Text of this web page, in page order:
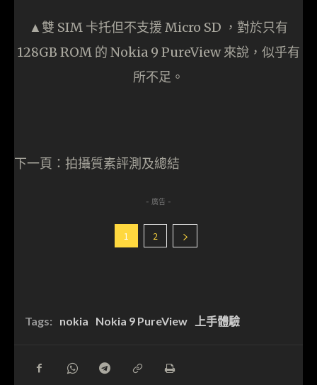
▲雙 SIM 卡托但不支援 Micro SD ，對於只有
128GB ROM 的 Nokia 9 PureView 來說，似乎有
所不足。
下一頁：拍攝質素評測及總結
- 廣告 -
1 2
Tags: nokia Nokia 9 PureView 上手體驗